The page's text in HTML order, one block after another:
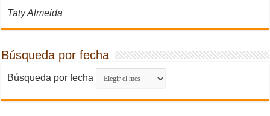
Taty Almeida
Búsqueda por fecha
Búsqueda por fecha